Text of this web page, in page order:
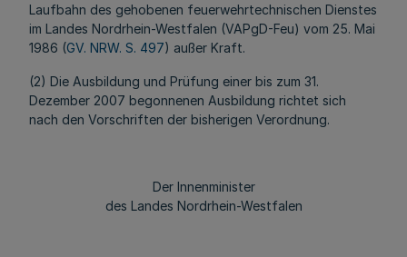
Laufbahn des gehobenen feuerwehrtechnischen Dienstes
im Landes Nordrhein-Westfalen (VAPgD-Feu) vom 25. Mai
1986 (GV. NRW. S. 497) außer Kraft.
(2) Die Ausbildung und Prüfung einer bis zum 31.
Dezember 2007 begonnenen Ausbildung richtet sich
nach den Vorschriften der bisherigen Verordnung.
Der Innenminister
des Landes Nordrhein-Westfalen